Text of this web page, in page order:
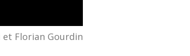
et Florian Gourdin